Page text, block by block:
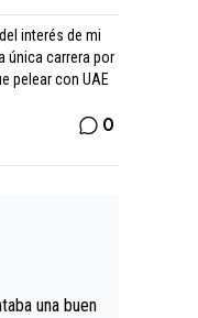
interés de mi
única carrera por
pelear con UAE
0
una buen